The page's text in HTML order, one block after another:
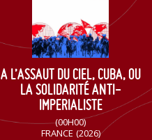
A L’ASSAUT DU CIEL, CUBA, OU
LA SOLIDARITÉ ANTI-
IMPERIALISTE
(00H00)
FRANCE (2026)